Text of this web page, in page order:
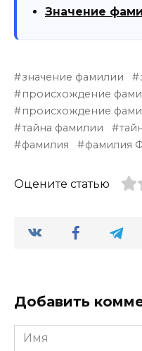
Значение
значение фамилии
происхождение
происхождение
тайна фамилии
фамилия
фамилия
Оцените статью
Добавить
Имя